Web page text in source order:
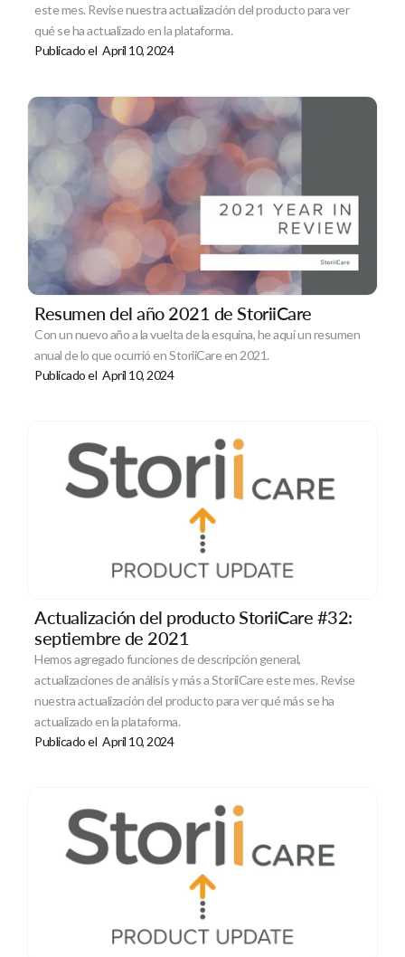
este mes. Revise nuestra actualización del producto para ver
qué se ha actualizado en la plataforma.
Publicado el April 10, 2024
Resumen del año 2021 de StoriiCare
Con un nuevo año a la vuelta de la esquina, he aquí un resumen
anual de lo que ocurrió en StoriiCare en 2021.
Publicado el April 10, 2024
Actualización del producto StoriiCare #32:
septiembre de 2021
Hemos agregado funciones de descripción general,
actualizaciones de análisis y más a StoriiCare este mes. Revise
nuestra actualización del producto para ver qué más se ha
actualizado en la plataforma.
Publicado el April 10, 2024